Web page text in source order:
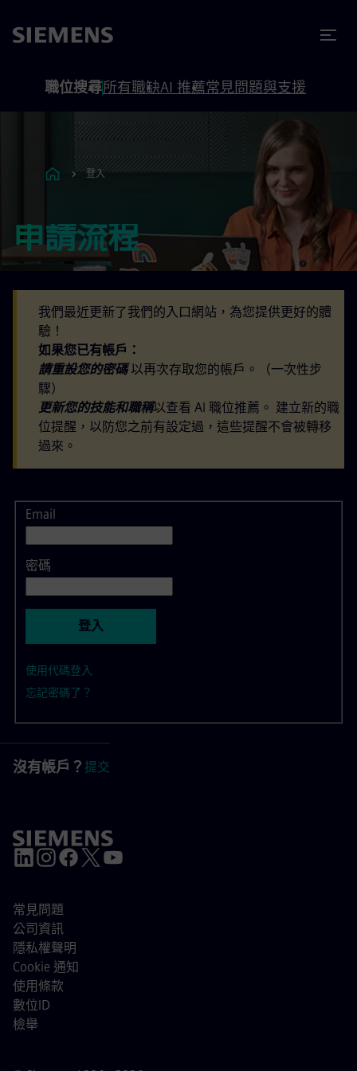
職位搜尋所有職缺AI 推薦常見問題與支援
登入
申請流程
我們最近更新了我們的入口網站，為您提供更好的體
驗！
如果您已有帳戶：
請重設您的密碼以再次存取您的帳戶。（一次性步
驟）
更新您的技能和職稱以查看 AI 職位推薦。 建立新的職
位提醒，以防您之前有設定過，這些提醒不會被轉移
過來。
登入
Email
密碼
登入
使用代碼登入
忘記密碼了？
沒有帳戶？ 提交
常見問題
公司資訊
隱私權聲明
Cookie 通知
使用條款
數位ID
檢舉